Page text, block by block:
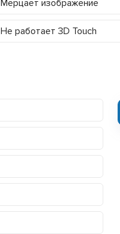
Мерцает изображение
Не работает 3D Touch